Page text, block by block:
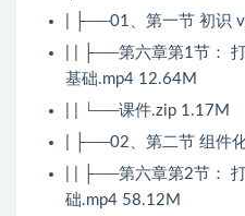
| ├──01、第一节 初识
| | ├──第六章第1节：
基础.mp4 12.64M
| | └──课件.zip 1.17M
| ├──02、第二节 组件
| | ├──第六章第2节：
础.mp4 58.12M